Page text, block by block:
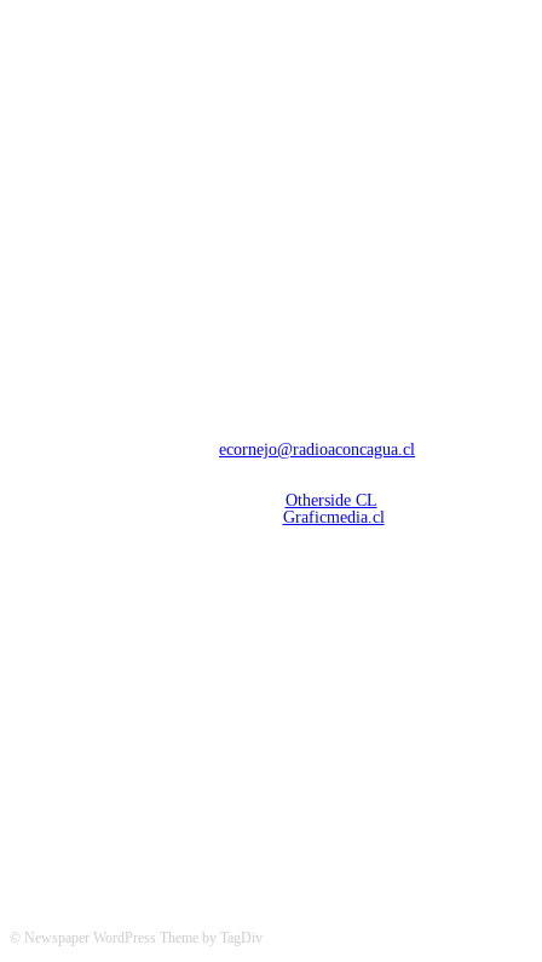
ecornejo@radioaconcagua.cl
Otherside CL
Graficmedia.cl
© Newspaper WordPress Theme by TagDiv